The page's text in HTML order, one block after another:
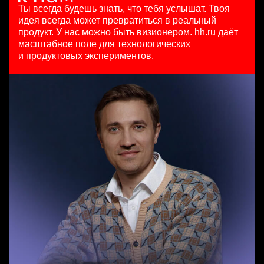
сегодня
з/п не указана
Москва
HeadHunter::Коммерческий департамент
125000 - 175000 ₽
Ярославль
Специалист телемаркетинга
HeadHunter::Телефонные продажи
10 июл. 2026
з/п не указана
Москва
Team Lead TrustML
HeadHunter::Analytics/Data Science
29 июл. 2026
Москва
Ты всегда будешь знать, что тебя услышат. Твоя
идея всегда может превратиться в реальный
продукт. У нас можно быть визионером. hh.ru даёт
масштабное поле для технологических
и продуктовых экспериментов.